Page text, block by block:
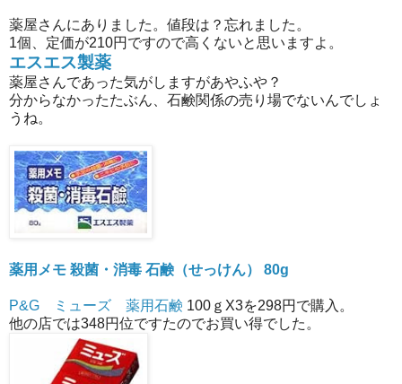
薬屋さんにありました。値段は？忘れました。
1個、定価が210円ですので高くないと思いますよ。
エスエス製薬
薬屋さんであった気がしますがあやふや？
分からなかったたぶん、石鹸関係の売り場でないんでしょ
うね。
薬用メモ 殺菌・消毒 石鹸（せっけん） 80g
P&G ミューズ 薬用石鹸 100ｇX3を298円で購入。
他の店では348円位ですたのでお買い得でした。